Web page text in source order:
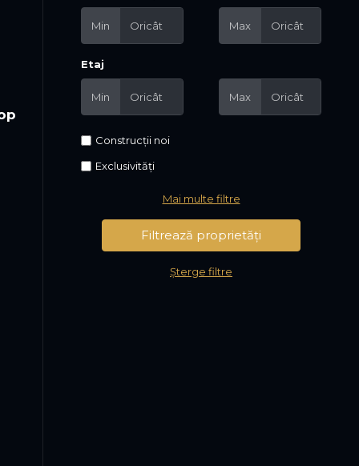
Min Max
Etaj
Min Max
Construcții noi
Exclusivități
Mai multe filtre
Șterge filtre